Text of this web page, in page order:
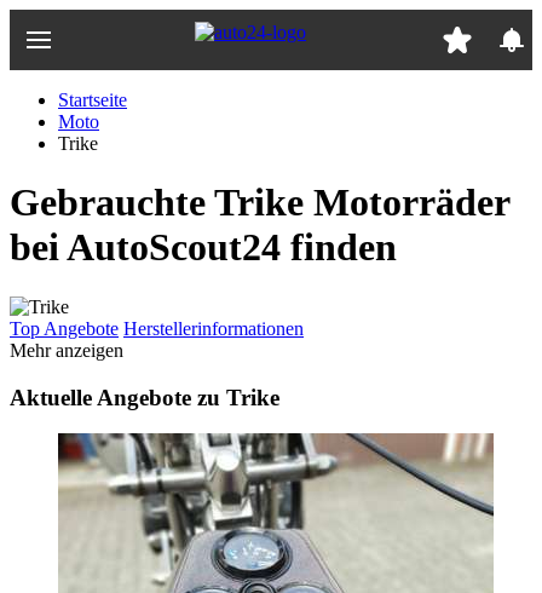
Hauptinhalt
Startseite
Moto
Trike
Gebrauchte Trike Motorräder
bei AutoScout24 finden
Top Angebote Herstellerinformationen
Mehr anzeigen
Aktuelle Angebote zu Trike